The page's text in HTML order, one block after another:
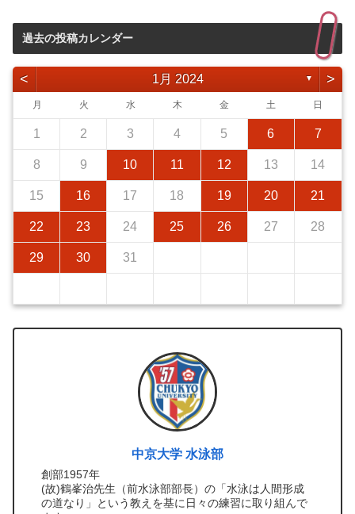
過去の投稿カレンダー
< 1月 2024 ▼ >
月 火 水 木 金 土 日
1 2 3 4 5 6 7
8 9 10 11 12 13 14
15 16 17 18 19 20 21
22 23 24 25 26 27 28
29 30 31
中京大学 水泳部
創部1957年
(故)鶴峯治先生（前水泳部部長）の「水泳は人間形成
の道なり」という教えを基に日々の練習に取り組んで